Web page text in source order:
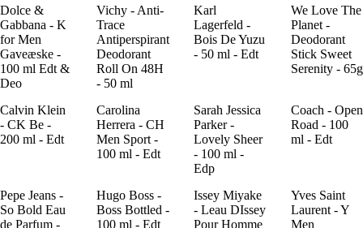
Dolce &
Gabbana - K
for Men
Gaveæske -
100 ml Edt &
Deo
Vichy - Anti-
Trace
Antiperspirant
Deodorant
Roll On 48H
- 50 ml
Karl
Lagerfeld -
Bois De Yuzu
- 50 ml - Edt
We Love The
Planet -
Deodorant
Stick Sweet
Serenity - 65g
Calvin Klein
- CK Be -
200 ml - Edt
Carolina
Herrera - CH
Men Sport -
100 ml - Edt
Sarah Jessica
Parker -
Lovely Sheer
- 100 ml -
Edp
Coach - Open
Road - 100
ml - Edt
Pepe Jeans -
So Bold Eau
de Parfum -
Hugo Boss -
Boss Bottled -
100 ml - Edt
Issey Miyake
- Leau DIssey
Pour Homme
Yves Saint
Laurent - Y
Men